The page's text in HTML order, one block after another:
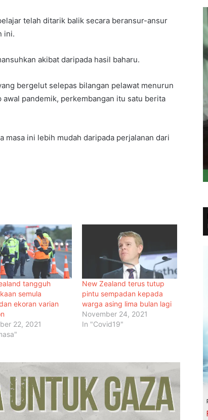
telah ditarik balik secara beransur-ansur
ini.
akibat daripada hasil baharu.
bergelut selepas bilangan pelawat menurun
pandemik, perkembangan itu satu berita
masa ini lebih mudah daripada perjalanan dari
tangguh
semula
ekoran varian
22, 2021
New Zealand terus tutup
pintu sempadan kepada
warga asing lima bulan lagi
November 24, 2021
In "Covid19"
Kongres Farmasi Dunia 2027
Malaysia-Hungary Perkukuh
Kerjasama Pertanian dan
Keterjaminan Makanan